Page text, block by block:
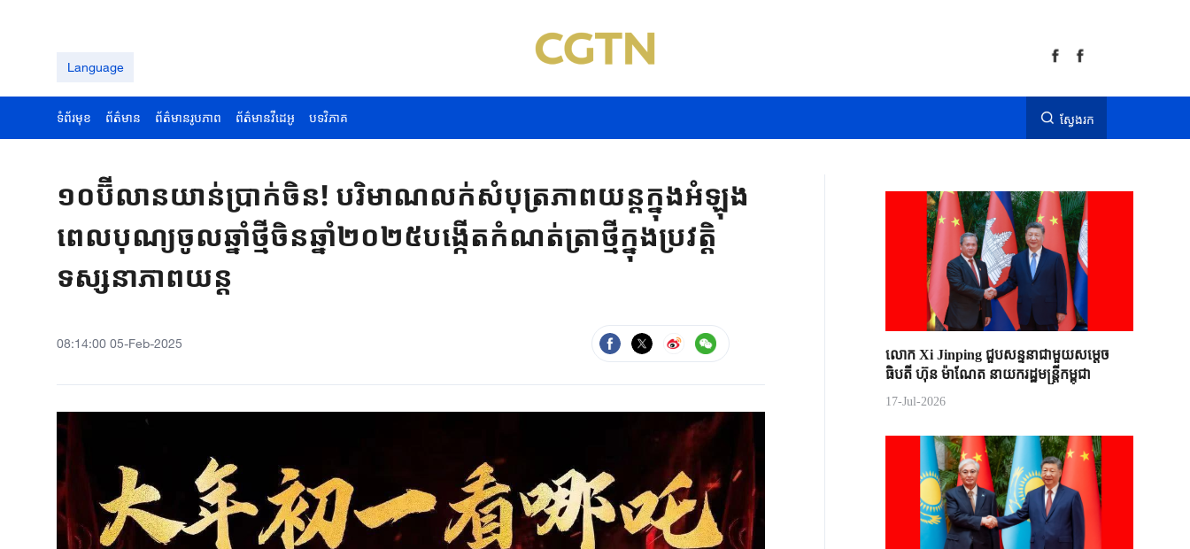
Language
ទំព័រមុខ ព័ត៌មាន ព័ត៌មានរូបភាព ព័ត៌មានវីដេអូ បទវិភាគ ស្វែងរក
១០ប៊ីលានយាន់​ប្រាក់​ចិន​! បរិមាណលក់​សំបុត្រ​ភាព​យន្ត​ក្នុង​អំឡុង​
ពេល​បុណ្យ​ចូល​ឆ្នាំ​ថ្មី​ចិន​ឆ្នាំ​២០២៥​បង្កើត​កំណត់​ត្រា​ថ្មីក្នុងប្រវត្តិ
ទស្សនាភាពយន្ត​
08:14:00 05-Feb-2025
លោក Xi Jinping ជួបសន្ទនាជាមួយសម្តេច
ធិបតី ហ៊ុន ម៉ាណែត នាយករដ្ឋមន្ត្រីកម្ពុជា
17-Jul-2026